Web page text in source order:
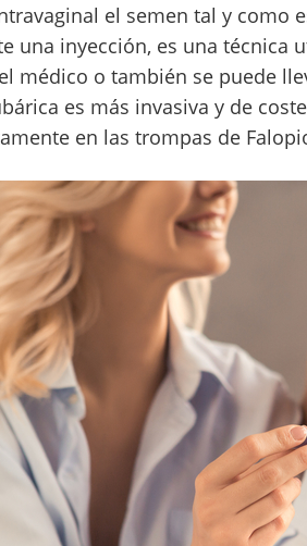
el semen tal y como
una inyección, es una técnica
médico o también se puede
es más invasiva y de
en las trompas de